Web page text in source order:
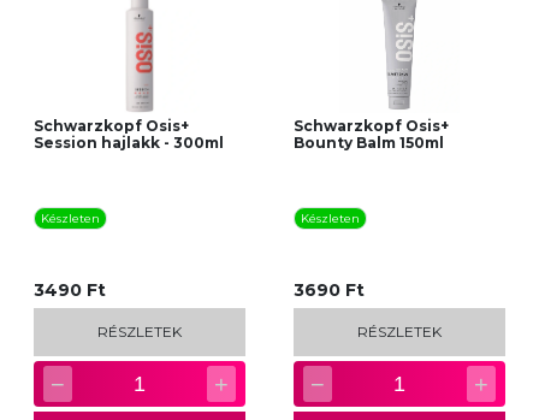
Schwarzkopf Osis+
Session hajlakk - 300ml
Készleten
3490 Ft
RÉSZLETEK
− 1 +
Schwarzkopf Osis+
Bounty Balm 150ml
Készleten
3690 Ft
RÉSZLETEK
− 1 +